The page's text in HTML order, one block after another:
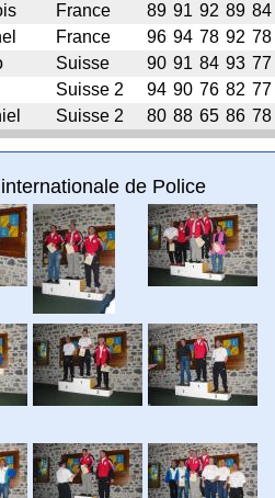
France 89 91 92 89 84
France 96 94 78 92 78
Suisse 90 91 84 93 77
Suisse 2 94 90 76 82 77
Suisse 2 80 88 65 86 78
de Police